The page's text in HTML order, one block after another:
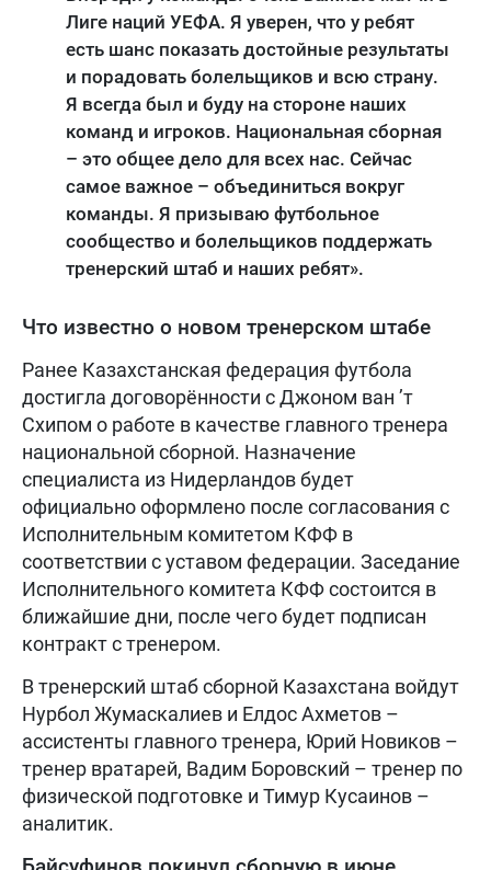
Лиге наций УЕФА. Я уверен, что у ребят
есть шанс показать достойные результаты
и порадовать болельщиков и всю страну.
Я всегда был и буду на стороне наших
команд и игроков. Национальная сборная
– это общее дело для всех нас. Сейчас
самое важное – объединиться вокруг
команды. Я призываю футбольное
сообщество и болельщиков поддержать
тренерский штаб и наших ребят».
Что известно о новом тренерском штабе
Ранее Казахстанская федерация футбола
достигла договорённости с Джоном ван ’т
Схипом о работе в качестве главного тренера
национальной сборной. Назначение
специалиста из Нидерландов будет
официально оформлено после согласования с
Исполнительным комитетом КФФ в
соответствии с уставом федерации. Заседание
Исполнительного комитета КФФ состоится в
ближайшие дни, после чего будет подписан
контракт с тренером.
В тренерский штаб сборной Казахстана войдут
Нурбол Жумаскалиев и Елдос Ахметов –
ассистенты главного тренера, Юрий Новиков –
тренер вратарей, Вадим Боровский – тренер по
физической подготовке и Тимур Кусаинов –
аналитик.